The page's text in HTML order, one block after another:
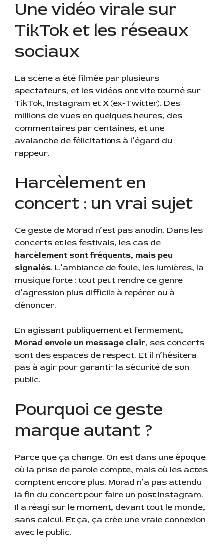
Une vidéo virale sur
TikTok et les réseaux
sociaux
La scène a été filmée par plusieurs
spectateurs, et les vidéos ont vite tourné sur
TikTok, Instagram et X (ex-Twitter). Des
millions de vues en quelques heures, des
commentaires par centaines, et une
avalanche de félicitations à l’égard du
rappeur.
Harcèlement en
concert : un vrai sujet
Ce geste de Morad n’est pas anodin. Dans les
concerts et les festivals, les cas de
harcèlement sont fréquents, mais peu
signalés. L’ambiance de foule, les lumières, la
musique forte : tout peut rendre ce genre
d’agression plus difficile à repérer ou à
dénoncer.
En agissant publiquement et fermement,
Morad envoie un message clair, ses concerts
sont des espaces de respect. Et il n’hésitera
pas à agir pour garantir la sécurité de son
public.
Pourquoi ce geste
marque autant ?
Parce que ça change. On est dans une époque
où la prise de parole compte, mais où les actes
comptent encore plus. Morad n’a pas attendu
la fin du concert pour faire un post Instagram.
Il a réagi sur le moment, devant tout le monde,
sans calcul. Et ça, ça crée une vraie connexion
avec le public.